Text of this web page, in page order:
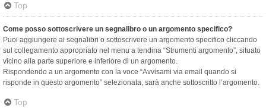
Top
Come posso sottoscrivere un segnalibro o un argomento specifico?
Puoi aggiungere ai segnalibri o sottoscrivere un argomento specifico cliccando
sul collegamento appropriato nel menu a tendina “Strumenti argomento”, situato
vicino alla parte superiore e inferiore di un argomento.
Rispondendo a un argomento con la voce “Avvisami via email quando si
risponde in questo argomento” selezionata, sarà anche sottoscritto l’argomento.
Top